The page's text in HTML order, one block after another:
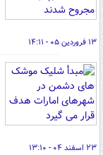
۱۳ فروردین ۰۵ - ۱۴:۱۱
۲۳ اسفند ۰۴ - ۱۳:۱۰